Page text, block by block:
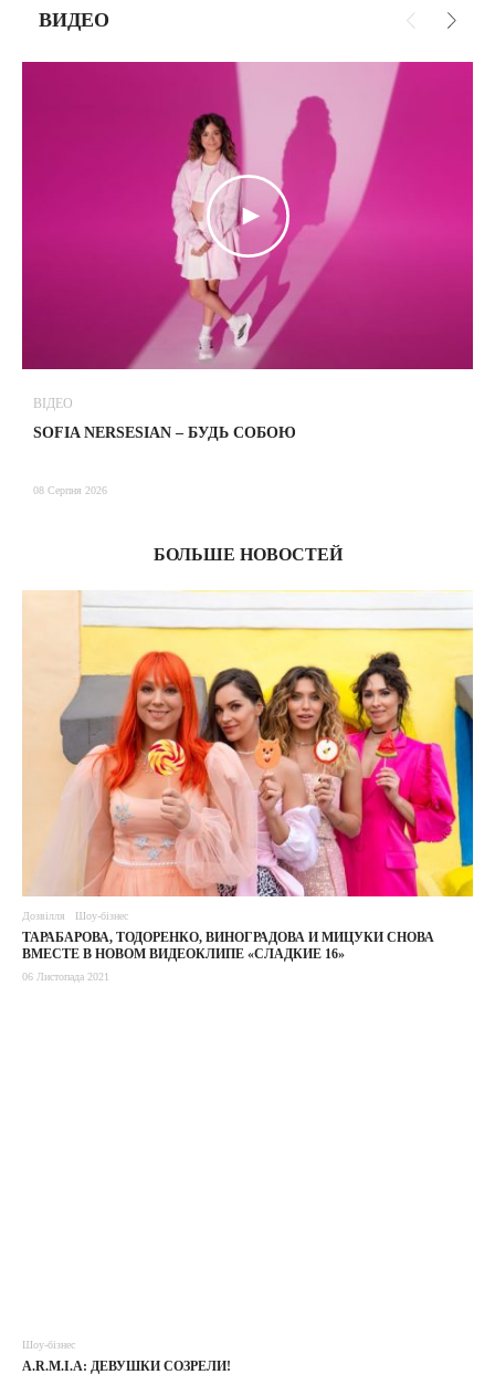
ВИДЕО
ВІДЕО
SOFIA NERSESIAN – БУДЬ СОБОЮ
08 Серпня 2026
БОЛЬШЕ НОВОСТЕЙ
Дозвілля Шоу-бізнес
ТАРАБАРОВА, ТОДОРЕНКО, ВИНОГРАДОВА И МИЦУКИ СНОВА
ВМЕСТЕ В НОВОМ ВИДЕОКЛИПЕ «СЛАДКИЕ 16»
06 Листопада 2021
Шоу-бізнес
A.R.M.I.A: ДЕВУШКИ СОЗРЕЛИ!